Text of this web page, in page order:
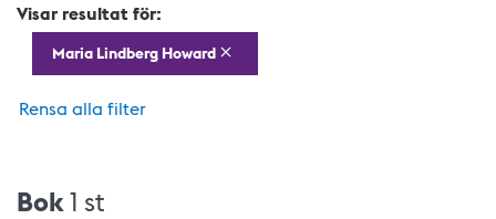
Visar resultat för:
Maria Lindberg Howard
Rensa alla filter
Bok1 st